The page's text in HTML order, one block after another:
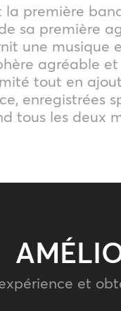
première
sa première
une musique
agréable
tout en
enregistrées
tous les deux
et